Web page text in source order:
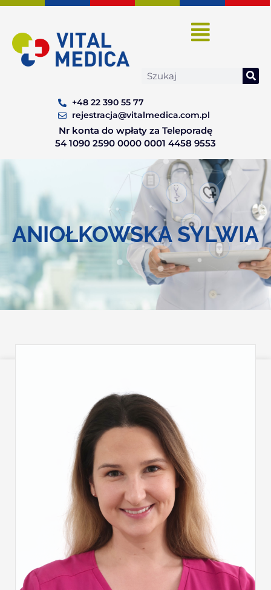
Skip
content
Search
+48 22 390 55 77
rejestracja@vitalmedica.com.pl
Nr konta do wpłaty za Teleporadę
54 1090 2590 0000 0001 4458 9553
ANIOŁKOWSKA SYLWIA